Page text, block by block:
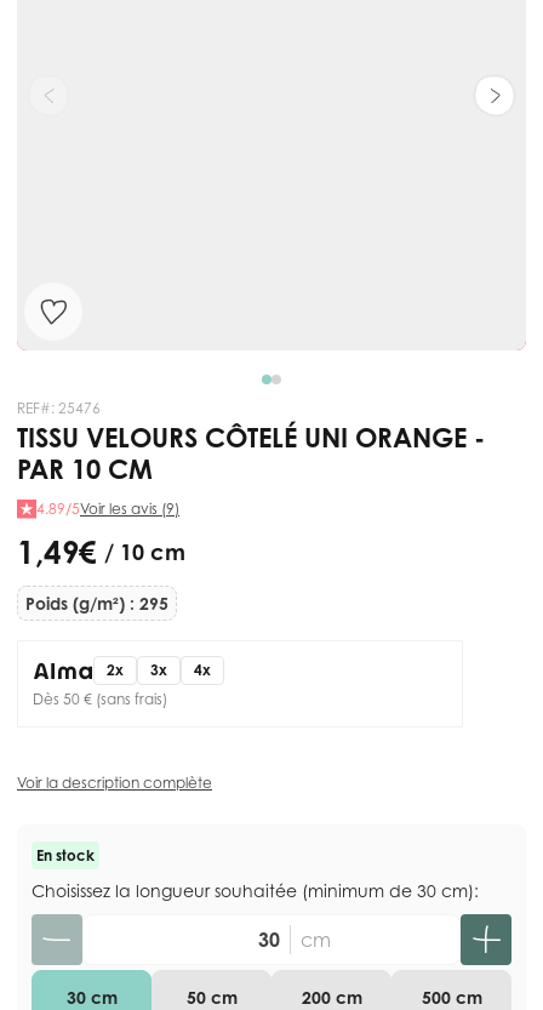
REF#: 25476
TISSU VELOURS CÔTELÉ UNI ORANGE -
PAR 10 CM
4.89/5Voir les avis (9)
1,49 € / 10 cm
Poids (g/m²) : 295
2x 3x
4x
Dès 50 € (sans frais)
Voir la description complète
En stock
Choisissez la longueur souhaitée (minimum de 30 cm):
cm
30 cm 50 cm 200 cm 500 cm